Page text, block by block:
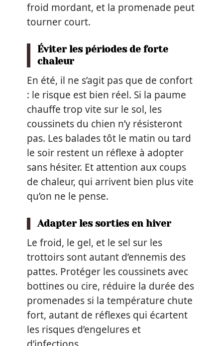
froid mordant, et la promenade peut
tourner court.
Éviter les périodes de forte
chaleur
En été, il ne s’agit pas que de confort
: le risque est bien réel. Si la paume
chauffe trop vite sur le sol, les
coussinets du chien n’y résisteront
pas. Les balades tôt le matin ou tard
le soir restent un réflexe à adopter
sans hésiter. Et attention aux coups
de chaleur, qui arrivent bien plus vite
qu’on ne le pense.
Adapter les sorties en hiver
Le froid, le gel, et le sel sur les
trottoirs sont autant d’ennemis des
pattes. Protéger les coussinets avec
bottines ou cire, réduire la durée des
promenades si la température chute
fort, autant de réflexes qui écartent
les risques d’engelures et